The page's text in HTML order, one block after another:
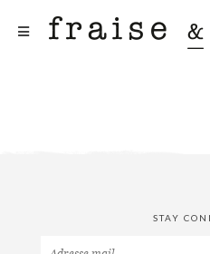
STAY